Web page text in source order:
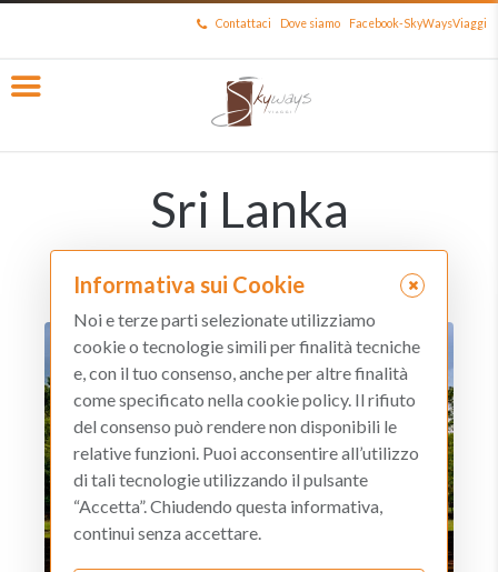
Contattaci Dove siamo Facebook-SkyWaysViaggi
Sri Lanka
Sri Lanka
Informativa sui Cookie
Noi e terze parti selezionate utilizziamo
cookie o tecnologie simili per finalità tecniche
e, con il tuo consenso, anche per altre finalità
come specificato nella cookie policy. Il rifiuto
del consenso può rendere non disponibili le
relative funzioni. Puoi acconsentire all’utilizzo
di tali tecnologie utilizzando il pulsante
“Accetta”. Chiudendo questa informativa,
continui senza accettare.